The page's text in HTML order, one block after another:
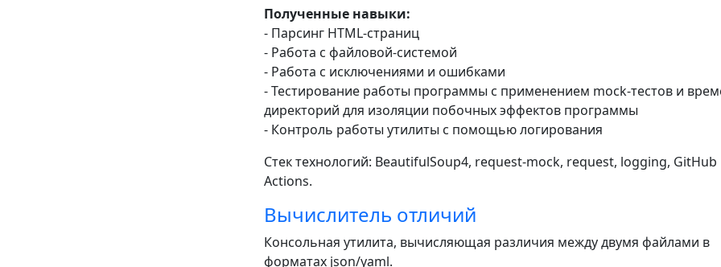
Полученные навыки:
- Парсинг HTML-страниц
- Работа с файловой-системой
- Работа с исключениями и ошибками
- Тестирование работы программы с применением mock-тестов и
директорий для изоляции побочных эффектов программы
- Контроль работы утилиты с помощью логирования
Стек технологий: BeautifulSoup4, request-mock, request, logging, GitHub
Actions.
Вычислитель отличий
Консольная утилита, вычисляющая различия между двумя файлами в
форматах json/yaml.